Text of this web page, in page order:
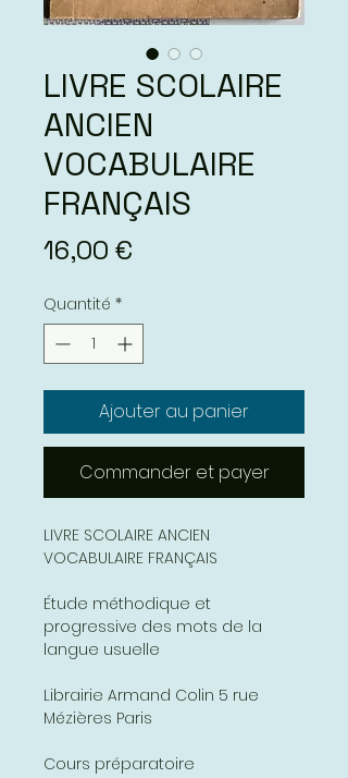
LIVRE SCOLAIRE
ANCIEN
VOCABULAIRE
FRANÇAIS
16,00 €
Quantité *
Ajouter au panier
Commander et payer
LIVRE SCOLAIRE ANCIEN
VOCABULAIRE FRANÇAIS
Étude méthodique et
progressive des mots de la
langue usuelle
Librairie Armand Colin 5 rue
Mézières Paris
Cours préparatoire